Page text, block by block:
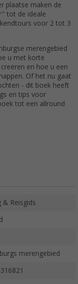
plaatse maken de
tot de ideale
voor 2 tot 3
merengebied
u met korte
en hoe u een
Of het nu gaat
- dit boek heeft
en tips voor
tot een allround
& Reisgids
merengebied